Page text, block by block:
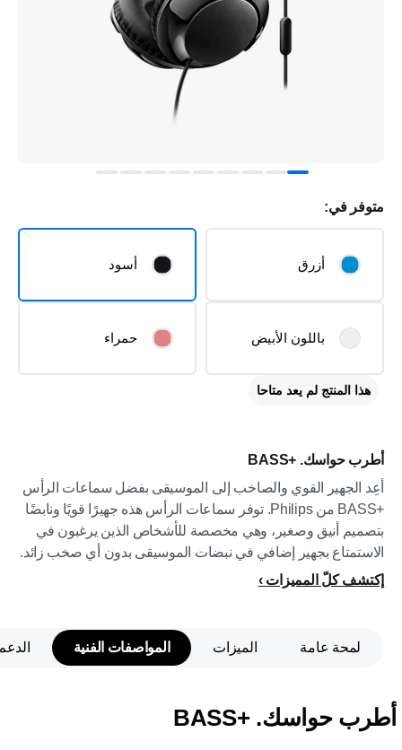
أطرب حواسك. BASS+‎
أعِد الجهير القوي والصاخب إلى الموسيقى بفضل سماعات الرأس
BASS+‎ من Philips. توفر سماعات الرأس هذه جهيرًا قويًا ونابضًا
بتصميم أنيق وصغير، وهي مخصصة للأشخاص الذين يرغبون في
الاستمتاع بجهير إضافي في نبضات الموسيقى بدون أي صخب زائد.
إكتشف كلّ المميزات
متوفر في:
أزرق أسود
باللون الأبيض حمراء
هذا المنتج لم يعد متاحا
لمحة عامة الميزات المواصفات الفنية
أطرب حواسك. BASS+‎